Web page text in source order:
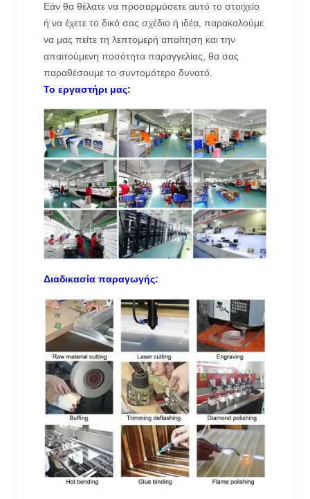
Εάν θα θέλατε να προσαρμόσετε αυτό το στοιχείο
ή να έχετε το δικό σας σχέδιο ή ιδέα, παρακαλούμε
να μας πείτε τη λεπτομερή απαίτηση και την
απαιτούμενη ποσότητα παραγγελίας, θα σας
παραθέσουμε το συντομότερο δυνατό.
Το εργαστήρι μας:
Διαδικασία παραγωγής: